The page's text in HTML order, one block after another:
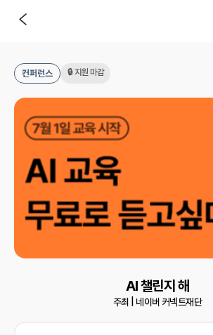
컨퍼런스 🔒 지원 마감
AI 챌린지 해
주최 | 네이버 커넥트재단